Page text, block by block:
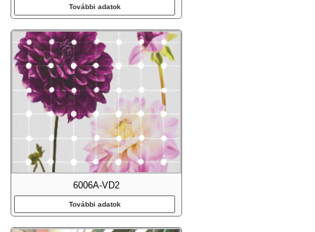
További adatok
6006A-VD2
További adatok